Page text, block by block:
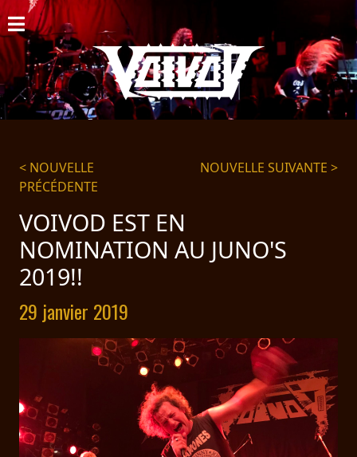
ACCUEIL
NOUVELLES
CONCERTS
DISCOGRAPHIE
GALERIE
BIO
PANIER
MAGASIN
DIFFUSION
PIGGY
CONTACT
< NOUVELLE
PRÉCÉDENTE
NOUVELLE SUIVANTE >
VOIVOD EST EN
NOMINATION AU JUNO'S
2019!!
29 janvier 2019